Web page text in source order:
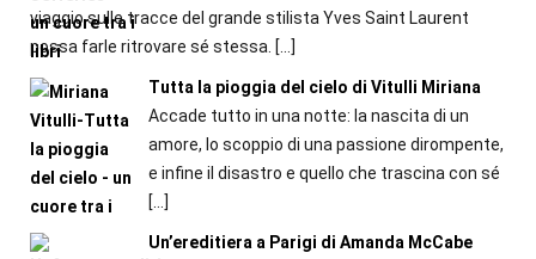
viaggio sulle tracce del grande stilista Yves Saint Laurent
possa farle ritrovare sé stessa. […]
Tutta la pioggia del cielo di Vitulli Miriana
Accade tutto in una notte: la nascita di un
amore, lo scoppio di una passione dirompente,
e infine il disastro e quello che trascina con sé
[…]
Un’ereditiera a Parigi di Amanda McCabe